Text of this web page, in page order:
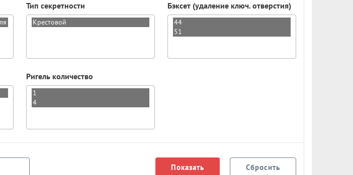
Тип секретности Бэксет (удаление ключ. отверстия)
Ригель количество